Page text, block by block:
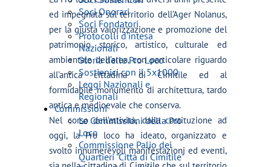
Soci Onorari
Soci Fondatori
Protocolli d'intesa
Nazionali
Storia delle Pro Loco
Sostienici con il 5x1000
Leggi Nazionali e
Regionali
Commissioni
Le Commissioni della Pro
Loco
Commissione Palio dei
Quartieri "Città di Cimitile"
ed impegnata sul territorio dell’Ager Nolanus,
per la giusta valorizzazione e promozione del
patrimonio storico, artistico, culturale ed
ambientale dell’area, con particolare riguardo
all’antica cittadina di Cimitile ed al
formidabile monumento di architettura, tardo
antica e medioevale che conserva.
Nel corso dell’attività, dalla costituzione ad
oggi, la Pro loco ha ideato, organizzato e
svolto innumerevoli manifestazioni ed eventi,